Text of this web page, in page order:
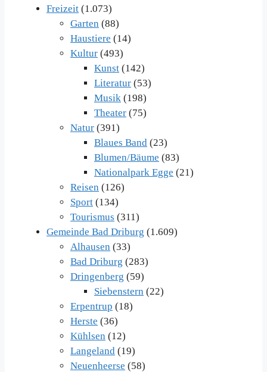
Freizeit (1.073)
Garten (88)
Haustiere (14)
Kultur (493)
Kunst (142)
Literatur (53)
Musik (198)
Theater (75)
Natur (391)
Blaues Band (23)
Blumen/Bäume (83)
Nationalpark Egge (21)
Reisen (126)
Sport (134)
Tourismus (311)
Gemeinde Bad Driburg (1.609)
Alhausen (33)
Bad Driburg (283)
Dringenberg (59)
Siebenstern (22)
Erpentrup (18)
Herste (36)
Kühlsen (12)
Langeland (19)
Neuenheerse (58)